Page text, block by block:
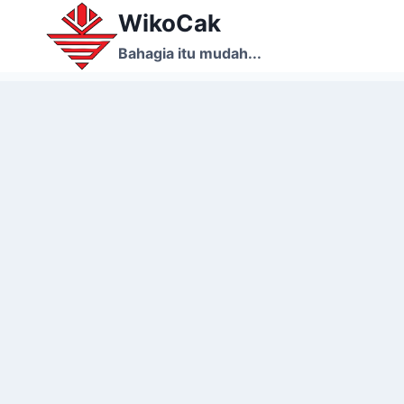
WikoCak
Bahagia itu mudah...